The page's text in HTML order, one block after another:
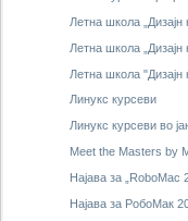
Летна школа
Летна школа
Летна школа "Дизајн
Линукс курсеви
Линукс курсеви во
Meet the Masters by
Најава за „RoboMac
Најава за РобоМак